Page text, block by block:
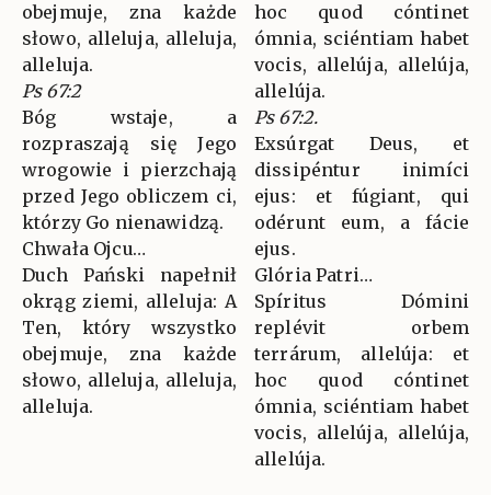
obejmuje, zna każde
słowo, alleluja, alleluja,
alleluja.
Ps 67:2
Bóg wstaje, a
rozpraszają się Jego
wrogowie i pierzchają
przed Jego obliczem ci,
którzy Go nienawidzą.
Chwała Ojcu…
Duch Pański napełnił
okrąg ziemi, alleluja: A
Ten, który wszystko
obejmuje, zna każde
słowo, alleluja, alleluja,
alleluja.
hoc quod cóntinet
ómnia, sciéntiam habet
vocis, allelúja, allelúja,
allelúja.
Ps 67:2.
Exsúrgat Deus, et
dissipéntur inimíci
ejus: et fúgiant, qui
odérunt eum, a fácie
ejus.
Glória Patri…
Spíritus Dómini
replévit orbem
terrárum, allelúja: et
hoc quod cóntinet
ómnia, sciéntiam habet
vocis, allelúja, allelúja,
allelúja.